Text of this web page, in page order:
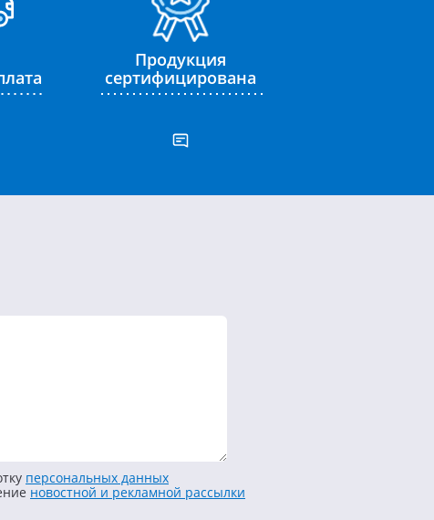
Продукция
сертифицирована
персональных данных
новостной и рекламной рассылки